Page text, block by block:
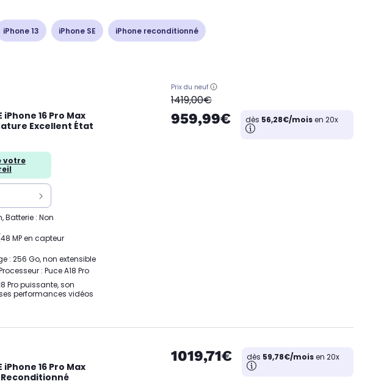
iPhone 13 iPhone SE iPhone reconditionné
16 Pro Max
Excellent État
votre
Batterie : Non
MP en capteur
: 256 Go, non extensible
: Puce A18 Pro
Pro puissante, son
performances vidéos
Prix du neuf
oldPrice
1419,00€
959,99€ dès 56,28€/moisen 20x
16 Pro Max
1019,71€ dès 59,78€/moisen 20x